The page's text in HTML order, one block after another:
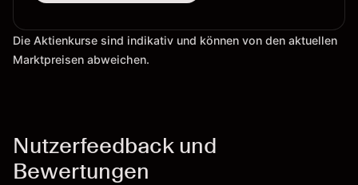
Die Aktienkurse sind indikativ und können von den aktuellen
Marktpreisen abweichen.
Nutzerfeedback und
Bewertungen